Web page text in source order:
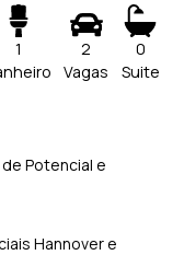
1
2
Vagas
0
Suite
Potencial e
Hannover e